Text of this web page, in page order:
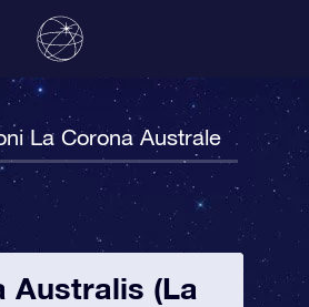
La Corona Australe
Australis (La